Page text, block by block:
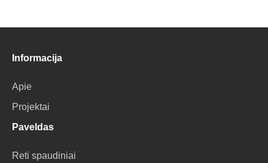
Informacija
Apie
Projektai
Paveldas
Reti spaudiniai